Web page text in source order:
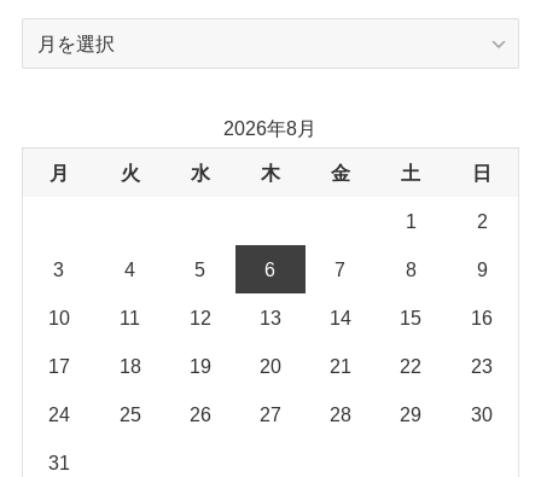
ブ
2026年8月
月 火 水 木 金 土 日
1 2
3 4 5 6 7 8 9
10 11 12 13 14 15 16
17 18 19 20 21 22 23
24 25 26 27 28 29 30
31